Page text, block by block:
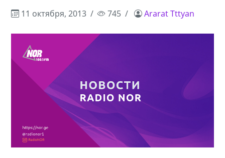
11 октября, 2013 745 Ararat Tttyan